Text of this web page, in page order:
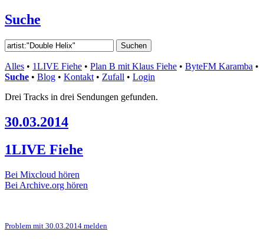
Suche
Alles • 1LIVE Fiehe • Plan B mit Klaus Fiehe • ByteFM Karamba •
Suche • Blog • Kontakt • Zufall • Login
Drei Tracks in drei Sendungen gefunden.
30.03.2014
1LIVE Fiehe
Bei Mixcloud hören
Bei Archive.org hören
Problem mit 30.03.2014 melden